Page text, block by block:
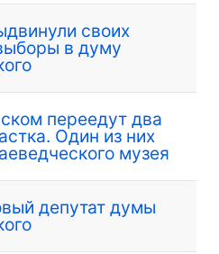
своих
в думу
переедут два
Один из них
музея
депутат думы